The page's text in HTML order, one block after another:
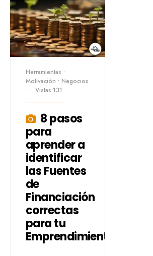
Herramientas •
Motivación • Negocios
• Vistas:131
8 pasos
para
aprender a
identificar
las Fuentes
de
Financiación
correctas
para tu
Emprendimiento